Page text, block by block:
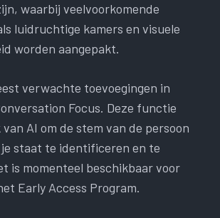
waarbij veelvoorkomende
luidruchtige kamers en visuele
worden aangepakt.
verwachte toevoegingen in
Focus. Deze functie
AI om de stem van de persoon
staat te identificeren en te
is momenteel beschikbaar voor
Early Access Program.